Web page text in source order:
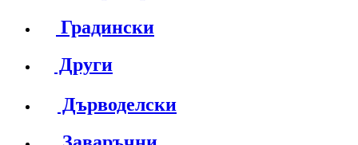
Градински
Други
Дърводелски